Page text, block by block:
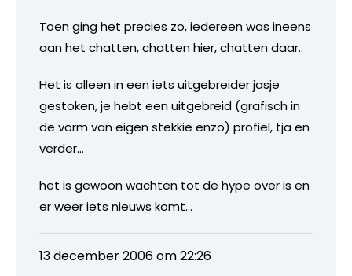
Toen ging het precies zo, iedereen was ineens
aan het chatten, chatten hier, chatten daar..
Het is alleen in een iets uitgebreider jasje
gestoken, je hebt een uitgebreid (grafisch in
de vorm van eigen stekkie enzo) profiel, tja en
verder…
het is gewoon wachten tot de hype over is en
er weer iets nieuws komt…
13 december 2006 om 22:26